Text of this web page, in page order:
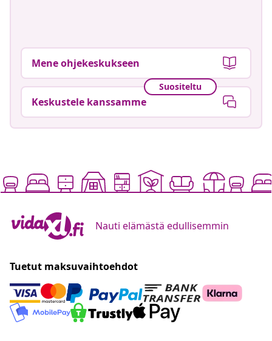
Mene ohjekeskukseen
Suositeltu
Keskustele kanssamme
Nauti elämästä edullisemmin
Tuetut maksuvaihtoehdot